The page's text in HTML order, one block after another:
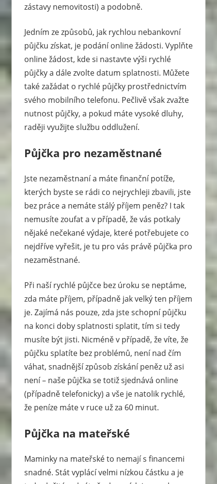
zástavy nemovitosti) a podobně.
Jedním ze způsobů, jak rychlou nebankovní
půjčku získat, je podání online žádosti. Vyplňte
online žádost, kde si nastavte výši rychlé
půjčky a dále zvolte datum splatnosti. Můžete
také zažádat o rychlé půjčky prostřednictvím
svého mobilního telefonu. Pečlivě však zvažte
nutnost půjčky, a pokud máte vysoké dluhy,
raději využijte službu oddlužení.
Půjčka pro nezaměstnané
Jste nezaměstnaní a máte finanční potíže,
kterých byste se rádi co nejrychleji zbavili, jste
bez práce a nemáte stálý příjem peněz? I tak
nemusíte zoufat a v případě, že vás potkaly
nějaké nečekané výdaje, které potřebujete co
nejdříve vyřešit, je tu pro vás právě půjčka pro
nezaměstnané.
Při naší rychlé půjčce bez úroku se neptáme,
zda máte příjem, případně jak velký ten příjem
je. Zajímá nás pouze, zda jste schopní půjčku
na konci doby splatnosti splatit, tím si tedy
musíte být jisti. Nicméně v případě, že víte, že
půjčku splatíte bez problémů, není nad čím
váhat, snadnější způsob získání peněz už asi
není – naše půjčka se totiž sjednává online
(případně telefonicky) a vše je natolik rychlé,
že peníze máte v ruce už za 60 minut.
Půjčka na mateřské
Maminky na mateřské to nemají s financemi
snadné. Stát vyplácí velmi nízkou částku a je